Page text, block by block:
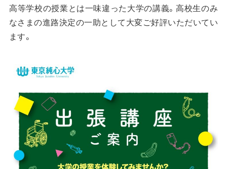
高等学校の授業とは一味違った大学の講義。高校生のみ
なさまの進路決定の一助として大変ご好評いただいてい
ます。